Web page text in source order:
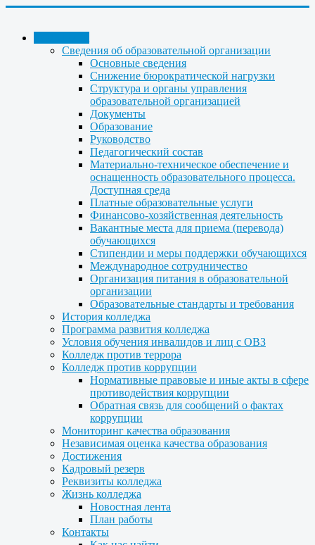
Сведения об образовательной организации
Основные сведения
Снижение бюрократической нагрузки
Структура и органы управления
образовательной организацией
Документы
Образование
Руководство
Педагогический состав
Материально-техническое обеспечение и
оснащенность образовательного процесса.
Доступная среда
Платные образовательные услуги
Финансово-хозяйственная деятельность
Вакантные места для приема (перевода)
обучающихся
Стипендии и меры поддержки обучающихся
Международное сотрудничество
Организация питания в образовательной
организации
Образовательные стандарты и требования
История колледжа
Программа развития колледжа
Условия обучения инвалидов и лиц с ОВЗ
Колледж против террора
Колледж против коррупции
Нормативные правовые и иные акты в сфере
противодействия коррупции
Обратная связь для сообщений о фактах
коррупции
Мониторинг качества образования
Независимая оценка качества образования
Достижения
Кадровый резерв
Реквизиты колледжа
Жизнь колледжа
Новостная лента
План работы
Контакты